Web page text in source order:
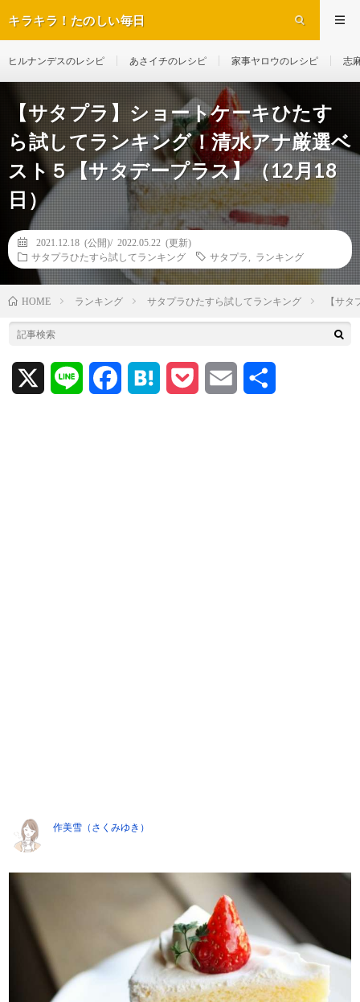
キラキラ！たのしい毎日
ヒルナンデスのレシピ あさイチのレシピ 家事ヤロウのレシピ 志
【サタプラ】ショートケーキひたす
ら試してランキング！清水アナ厳選ベ
スト５【サタデープラス】（12月18
日）
2021.12.18 (公開)/ 2022.05.22 (更新)
サタプラひたすら試してランキング
サタプラ ランキング
HOME ランキング サタプラひたすら試してランキング 【サ
作美雪（さくみゆき）